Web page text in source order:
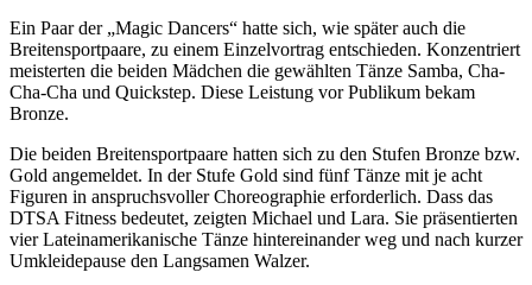
Ein Paar der „Magic Dancers“ hatte sich, wie später auch die
Breitensportpaare, zu einem Einzelvortrag entschieden. Konzentriert
meisterten die beiden Mädchen die gewählten Tänze Samba, Cha-
Cha-Cha und Quickstep. Diese Leistung vor Publikum bekam
Bronze.
Die beiden Breitensportpaare hatten sich zu den Stufen Bronze bzw.
Gold angemeldet. In der Stufe Gold sind fünf Tänze mit je acht
Figuren in anspruchsvoller Choreographie erforderlich. Dass das
DTSA Fitness bedeutet, zeigten Michael und Lara. Sie präsentierten
vier Lateinamerikanische Tänze hintereinander weg und nach kurzer
Umkleidepause den Langsamen Walzer.